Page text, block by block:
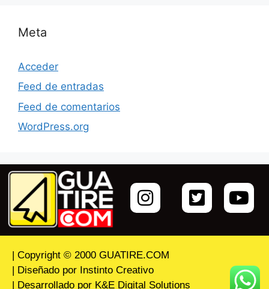
Meta
Acceder
Feed de entradas
Feed de comentarios
WordPress.org
| Copyright © 2000 GUATIRE.COM
| Diseñado por Instinto Creativo
| Desarrollado por K&E Digital Solutions